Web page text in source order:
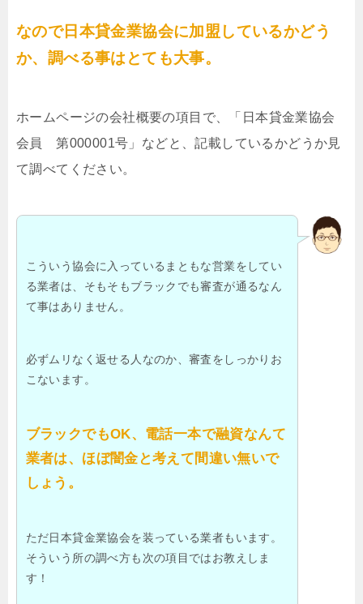
なので日本貸金業協会に加盟しているかどう
か、調べる事はとても大事。
ホームページの会社概要の項目で、「日本貸金業協会
会員 第000001号」などと、記載しているかどうか見
て調べてください。
こういう協会に入っているまともな営業をしてい
る業者は、そもそもブラックでも審査が通るなん
て事はありません。
必ずムリなく返せる人なのか、審査をしっかりお
こないます。
ブラックでもOK、電話一本で融資なんて
業者は、ほぼ闇金と考えて間違い無いで
しょう。
ただ日本貸金業協会を装っている業者もいます。
そういう所の調べ方も次の項目ではお教えしま
す！